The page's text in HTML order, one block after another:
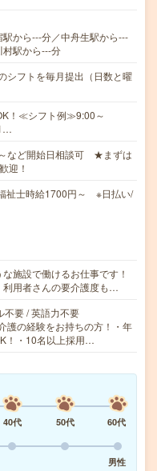
から---分／中舟生駅から---
駅から---分
シフトを毎月提出（日数と曜
！≪シフト例≫9:00～
～など開始日相談可 ★まずは
迎！
祉士時給1700円～ ※日払い/
施設で働けるお仕事です！
利用者さんの要介護度も…
不要 / 英語力不要
護の経験をお持ちの方！・年
！・10名以上採用…
40代 50代
60代
男性